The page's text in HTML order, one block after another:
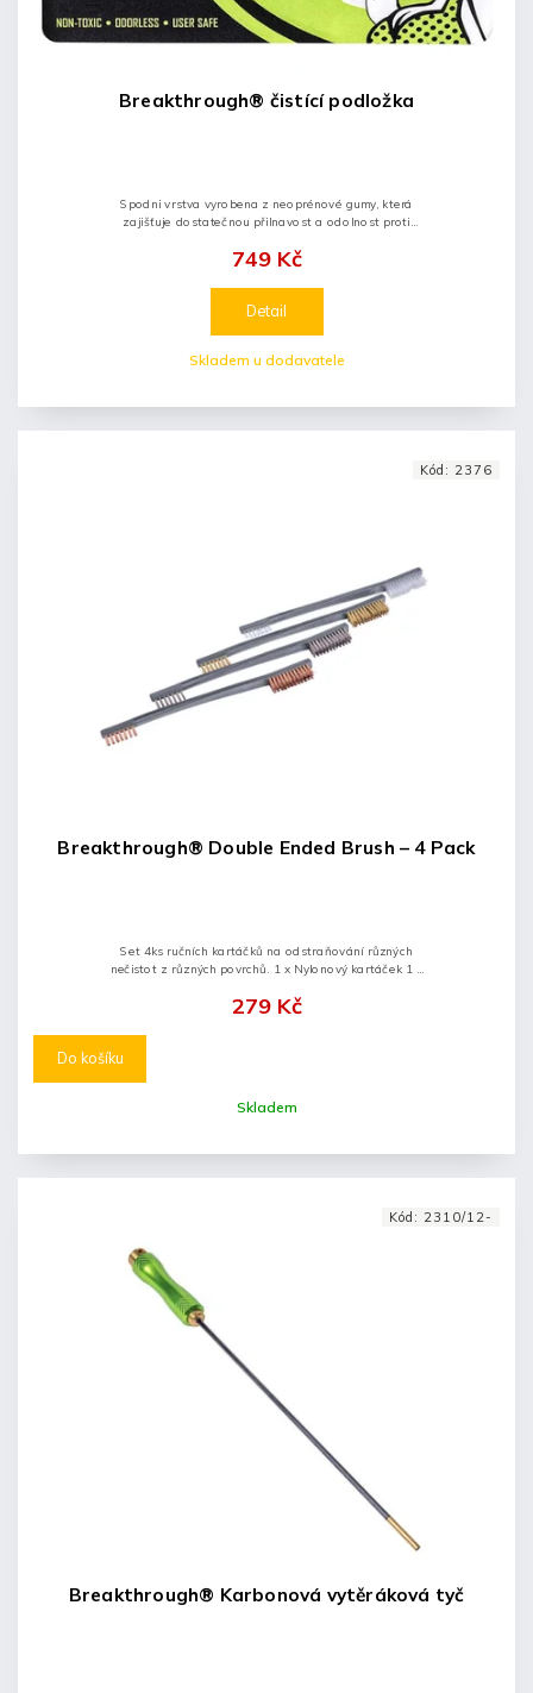
Breakthrough® čistící podložka
Skladem u dodavatele
749 Kč
Detail
Spodni vrstva vyrobena z neoprénové gumy, která
zajišťuje dostatečnou přilnavost a odolnost proti
měkkého polyesteru. Lze prát.
Breakthrough® Double Ended Brush – 4 Pack
Skladem
279 Kč
Do košíku
Set 4ks ručních kartáčků na odstraňování různých
nečistot z různých povrchů. 1 x Nylonový kartáček 1 x
bronzový kartáček
Kód: 2376
Breakthrough® Karbonová vytěráková tyč
Kód: 2310/12-